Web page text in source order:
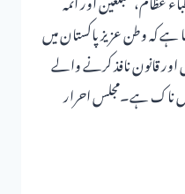
کہ وطن عزیز پاکستان میں
اور قانون نافذ کرنے والے
ناک ہے۔مجلس احرار